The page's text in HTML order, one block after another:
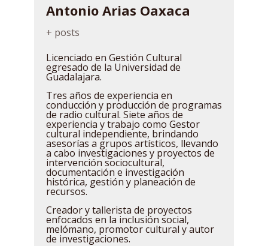
Antonio Arias Oaxaca
+ posts
Licenciado en Gestión Cultural
egresado de la Universidad de
Guadalajara.
Tres años de experiencia en
conducción y producción de programas
de radio cultural. Siete años de
experiencia y trabajo como Gestor
cultural independiente, brindando
asesorías a grupos artísticos, llevando
a cabo investigaciones y proyectos de
intervención sociocultural,
documentación e investigación
histórica, gestión y planeación de
recursos.
Creador y tallerista de proyectos
enfocados en la inclusión social,
melómano, promotor cultural y autor
de investigaciones.